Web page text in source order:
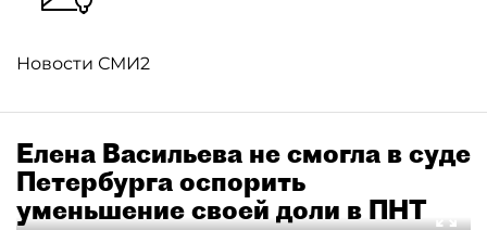
Новости СМИ2
Елена Васильева не смогла в суде
Петербурга оспорить
уменьшение своей доли в ПНТ